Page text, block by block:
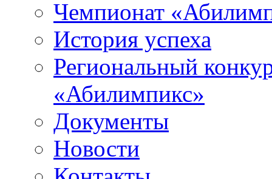
Чемпионат
История успеха
Региональный
«Абилимпикс»
Документы
Новости